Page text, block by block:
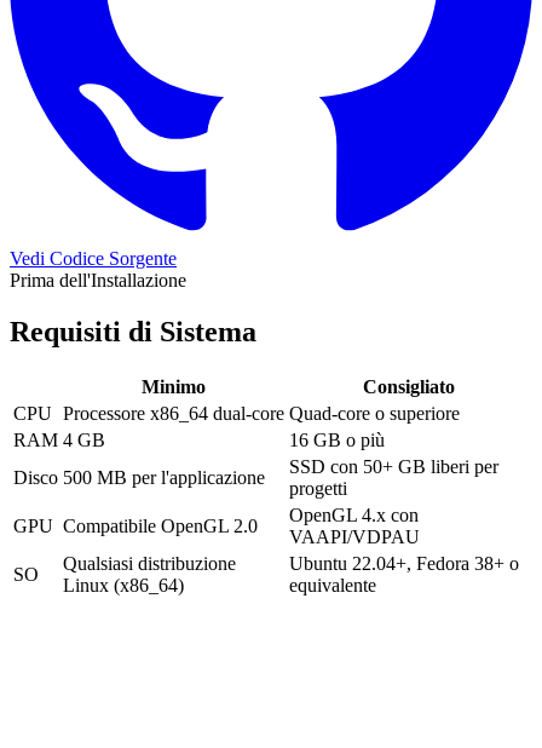
Vedi Codice Sorgente
Prima dell'Installazione
Requisiti di Sistema
Minimo
Consigliato
CPU Processore x86_64 dual-core Quad-core o superiore
RAM 4 GB
16 GB o più
Disco 500 MB per l'applicazione
SSD con 50+ GB liberi per
progetti
GPU Compatibile OpenGL 2.0
OpenGL 4.x con
VAAPI/VDPAU
SO
Qualsiasi distribuzione
Linux (x86_64)
Ubuntu 22.04+, Fedora 38+ o
equivalente